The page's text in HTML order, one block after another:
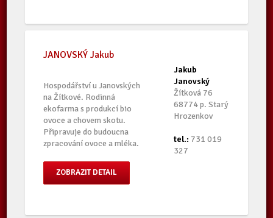
Jakub
Janovský
Žítková 76
68774 p. Starý
Hrozenkov
tel.: 731 019
327
JANOVSKÝ Jakub
Hospodářství u Janovských
na Žítkové. Rodinná
ekofarma s produkcí bio
ovoce a chovem skotu.
Připravuje do budoucna
zpracování ovoce a mléka.
ZOBRAZIT DETAIL